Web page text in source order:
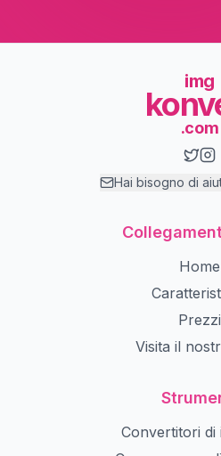
img
.com
Hai bisogno di
Home
Prezzi
Visita il
Convertitori di